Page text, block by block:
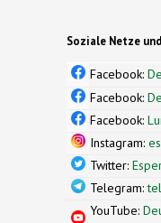
Soziale Netze
Facebook:
Facebook:
Facebook:
Instagram:
Twitter:
Telegram:
YouTube: